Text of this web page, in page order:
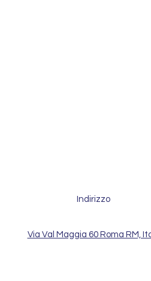
Indirizzo
Via Val Maggia 60 Roma RM,